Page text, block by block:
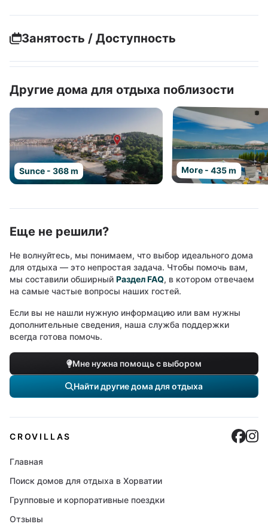
Занятость / Доступность
Другие дома для отдыха поблизости
Sunce - 368 m More - 435 m
Еще не решили?
Не волнуйтесь, мы понимаем, что выбор идеального дома
для отдыха — это непростая задача. Чтобы помочь вам,
мы составили обширный Раздел FAQ, в котором отвечаем
на самые частые вопросы наших гостей.
Если вы не нашли нужную информацию или вам нужны
дополнительные сведения, наша служба поддержки
всегда готова помочь.
Мне нужна помощь с выбором
Найти другие дома для отдыха
CROVILLAS
Главная
Поиск домов для отдыха в Хорватии
Групповые и корпоративные поездки
Отзывы